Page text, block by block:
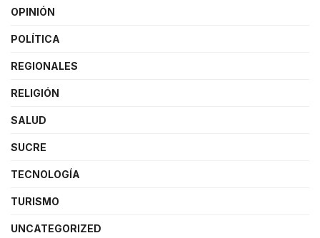
OPINIÓN
POLÍTICA
REGIONALES
RELIGIÓN
SALUD
SUCRE
TECNOLOGÍA
TURISMO
UNCATEGORIZED